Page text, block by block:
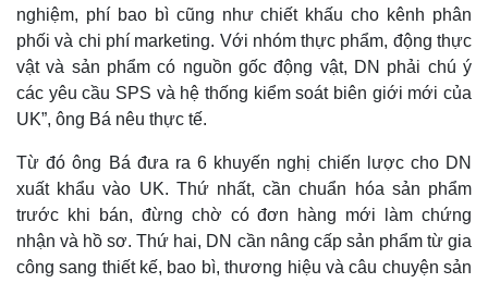
Thế giới
Quan sát
Cuộc sống đó đây
Multimedia
Video
Infographic
nghiệm, phí bao bì cũng như chiết khấu cho kênh phân
phối và chi phí marketing. Với nhóm thực phẩm, động thực
vật và sản phẩm có nguồn gốc động vật, DN phải chú ý
các yêu cầu SPS và hệ thống kiểm soát biên giới mới của
UK”, ông Bá nêu thực tế.
Từ đó ông Bá đưa ra 6 khuyến nghị chiến lược cho DN
xuất khẩu vào UK. Thứ nhất, cần chuẩn hóa sản phẩm
trước khi bán, đừng chờ có đơn hàng mới làm chứng
nhận và hồ sơ. Thứ hai, DN cần nâng cấp sản phẩm từ gia
công sang thiết kế, bao bì, thương hiệu và câu chuyện sản